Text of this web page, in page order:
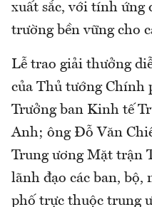
xuất sắc, với tính ứng
trường bền vững cho
Lễ trao giải thưởng
của Thủ tướng Chính
Trưởng ban Kinh tế
Anh; ông Đỗ Văn
Trung ương Mặt trận
lãnh đạo các ban, bộ,
phố trực thuộc trung